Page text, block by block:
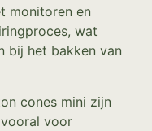
monitoren en
wat
bij het bakken van
cones mini zijn
voor